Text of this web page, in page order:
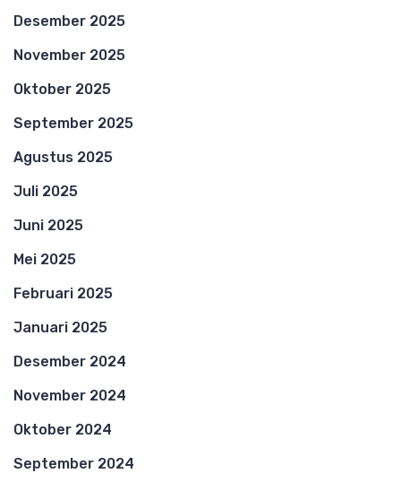
Desember 2025
November 2025
Oktober 2025
September 2025
Agustus 2025
Juli 2025
Juni 2025
Mei 2025
Februari 2025
Januari 2025
Desember 2024
November 2024
Oktober 2024
September 2024